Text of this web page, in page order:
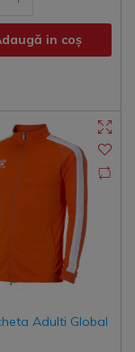
in coş
Adulti Global